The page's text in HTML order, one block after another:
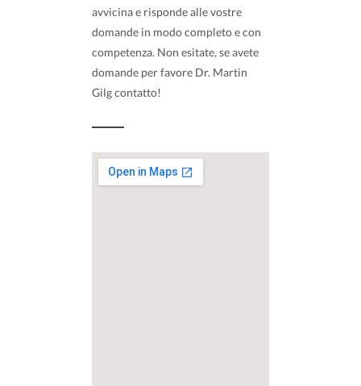
avvicina e risponde alle vostre
domande in modo completo e con
competenza. Non esitate, se avete
domande per favore Dr. Martin
Gilg contatto!